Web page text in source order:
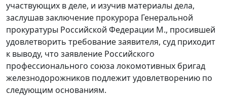
участвующих в деле, и изучив материалы дела,
заслушав заключение прокурора Генеральной
прокуратуры Российской Федерации М., просившей
удовлетворить требование заявителя, суд приходит
к выводу, что заявление Российского
профессионального союза локомотивных бригад
железнодорожников подлежит удовлетворению по
следующим основаниям.